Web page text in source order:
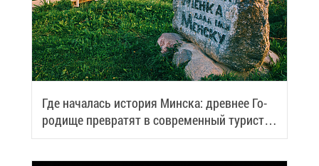
Где на­ча­лась ис­то­рия Мин­ска: древ­нее Го­
ро­ди­ще пре­вра­тят в со­вре­мен­ный ту­ри­сти­
че­ский центр